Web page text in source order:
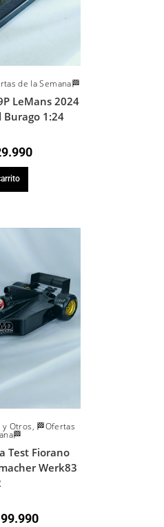
de la Semana🏁
LeMans 2024
Burago 1:24
y Otros, 🏁Ofertas
Test Fiorano
Werk83